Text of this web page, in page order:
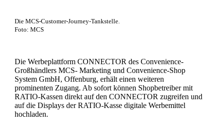
Die MCS-Customer-Journey-Tankstelle.
Foto: MCS
Die Werbeplattform CONNECTOR des Convenience-
Großhändlers MCS- Marketing und Convenience-Shop
System GmbH, Offenburg, erhält einen weiteren
prominenten Zugang. Ab sofort können Shopbetreiber mit
RATIO-Kassen direkt auf den CONNECTOR zugreifen und
auf die Displays der RATIO-Kasse digitale Werbemittel
hochladen.